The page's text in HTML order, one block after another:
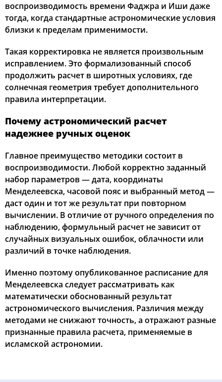
воспроизводимость времени Фаджра и Иши даже
тогда, когда стандартные астрономические условия
близки к пределам применимости.
Такая корректировка не является произвольным
исправлением. Это формализованный способ
продолжить расчет в широтных условиях, где
солнечная геометрия требует дополнительного
правила интерпретации.
Почему астрономический расчет
надежнее ручных оценок
Главное преимущество методики состоит в
воспроизводимости. Любой корректно заданный
набор параметров — дата, координаты
Менделеевска, часовой пояс и выбранный метод —
даст один и тот же результат при повторном
вычислении. В отличие от ручного определения по
наблюдению, формульный расчет не зависит от
случайных визуальных ошибок, облачности или
различий в точке наблюдения.
Именно поэтому опубликованное расписание для
Менделеевска следует рассматривать как
математически обоснованный результат
астрономического вычисления. Различия между
методами не снижают точность, а отражают разные
признанные правила расчета, применяемые в
исламской астрономии.